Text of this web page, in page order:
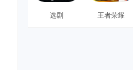
选剧 王者荣耀